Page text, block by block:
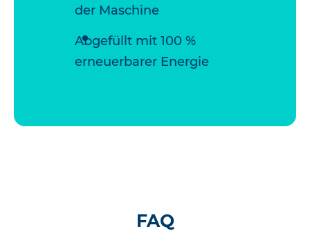
der Maschine
Abgefüllt mit 100 %
erneuerbarer Energie
FAQ